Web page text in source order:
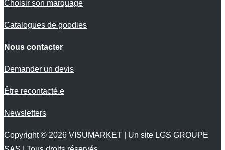
Choisir son marquage
Catalogues de goodies
Nous contacter
Demander un devis
Être recontacté.e
Newsletters
Copyright © 2026 VISUMARKET | Un site LGS GROUPE